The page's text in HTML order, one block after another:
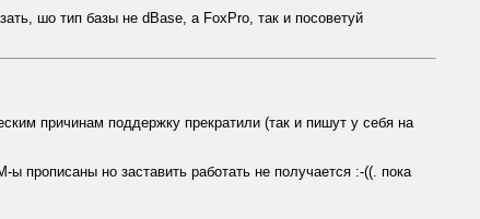
шо тип базы не dBase, а FoxPro, так и посоветуй
причинам поддержку прекратили (так и пишут у себя на
прописаны но заставить работать не получается :-((. пока